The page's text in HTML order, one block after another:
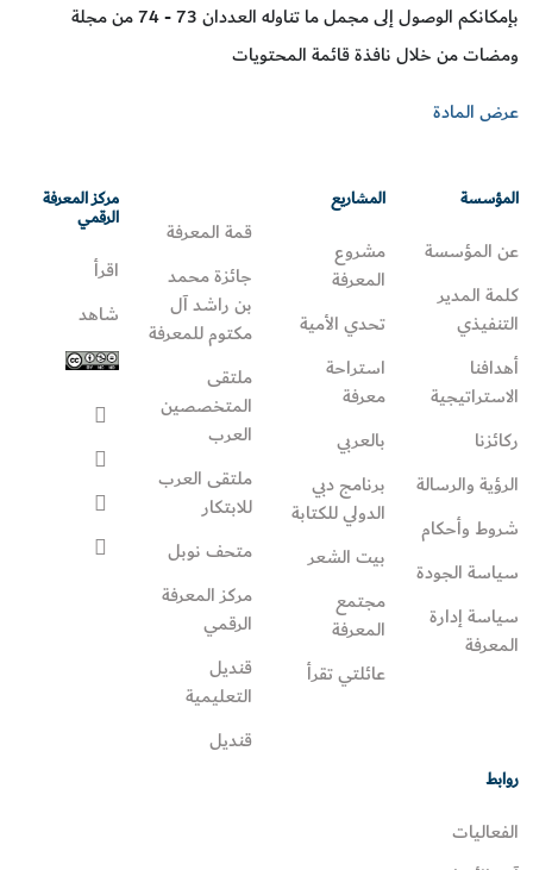
بإمكانكم الوصول إلى مجمل ما تناوله العددان 73 - 74 من مجلة
ومضات من خلال نافذة قائمة المحتويات
عرض المادة
المؤسسة
عن المؤسسة
كلمة المدير
التنفيذي
أهدافنا
الاستراتيجية
ركائزنا
الرؤية والرسالة
شروط وأحكام
سياسة الجودة
سياسة إدارة
المعرفة
المشاريع
مشروع
المعرفة
تحدي الأمية
استراحة
معرفة
بالعربي
برنامج دبي
الدولي للكتابة
بيت الشعر
مجتمع
المعرفة
عائلتي تقرأ‎
قمة المعرفة
جائزة محمد
بن راشد آل
مكتوم للمعرفة
ملتقى
المتخصصين
العرب
ملتقى العرب
للابتكار
متحف نوبل
مركز المعرفة
الرقمي
قنديل
التعليمية
قنديل
مركز المعرفة
الرقمي
اقرأ
شاهد
روابط
الفعاليات